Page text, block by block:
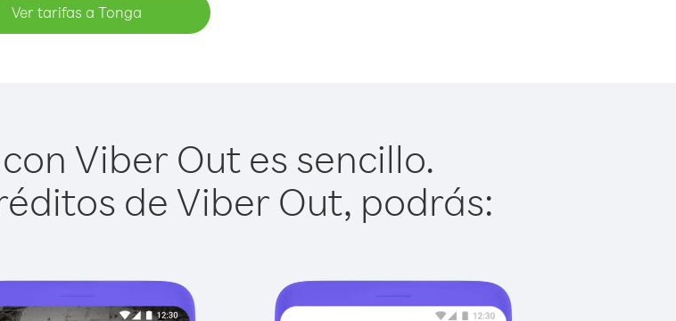
Ver tarifas a Tonga
Viber Out es sencillo.
de Viber Out, podrás: